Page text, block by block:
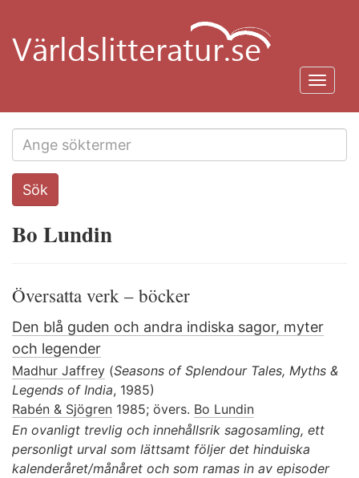
huvudinnehåll
Search
this
Sök
Bo Lundin
Översatta verk – böcker
Den blå guden och andra indiska sagor, myter
och legender
Madhur Jaffrey (Seasons of Splendour Tales, Myths &
Legends of India, 1985)
Rabén & Sjögren 1985; övers. Bo Lundin
En ovanligt trevlig och innehållsrik sagosamling, ett
personligt urval som lättsamt följer det hinduiska
kalenderåret/månåret och som ramas in av episoder